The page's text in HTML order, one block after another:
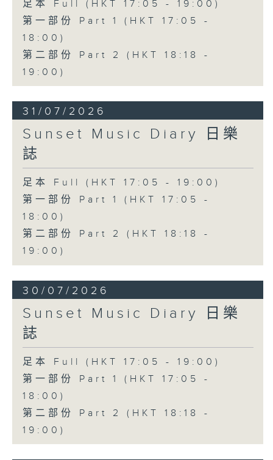
足本 Full (HKT 17:05 - 19:00)
第一部份 Part 1 (HKT 17:05 -
18:00)
第二部份 Part 2 (HKT 18:18 -
19:00)
31/07/2026
Sunset Music Diary 日樂
誌
足本 Full (HKT 17:05 - 19:00)
第一部份 Part 1 (HKT 17:05 -
18:00)
第二部份 Part 2 (HKT 18:18 -
19:00)
30/07/2026
Sunset Music Diary 日樂
誌
足本 Full (HKT 17:05 - 19:00)
第一部份 Part 1 (HKT 17:05 -
18:00)
第二部份 Part 2 (HKT 18:18 -
19:00)